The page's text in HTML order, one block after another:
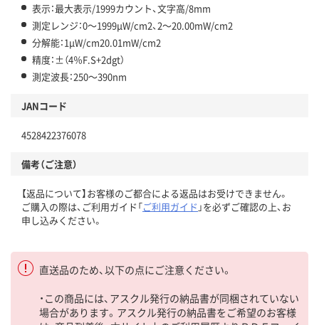
表示：最大表示/1999カウント、文字高/8mm
測定レンジ：0～1999μW/cm2、2～20.00mW/cm2
分解能：1μW/cm20.01mW/cm2
精度：±（4％F.S+2dgt）
測定波長：250～390nm
JANコード
4528422376078
備考（ご注意）
【返品について】お客様のご都合による返品はお受けできません。
ご購入の際は、ご利用ガイド「ご利用ガイド 」を必ずご確認の上、お
申し込みください。
直送品のため、以下の点にご注意ください。
・この商品には、アスクル発行の納品書が同梱されていない
場合があります。アスクル発行の納品書をご希望のお客様